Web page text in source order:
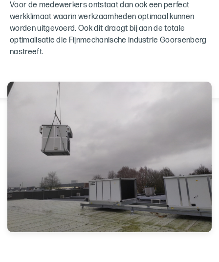
Voor de medewerkers ontstaat dan ook een perfect
werkklimaat waarin werkzaamheden optimaal kunnen
worden uitgevoerd. Ook dit draagt bij aan de totale
optimalisatie die Fijnmechanische industrie Goorsenberg
nastreeft.